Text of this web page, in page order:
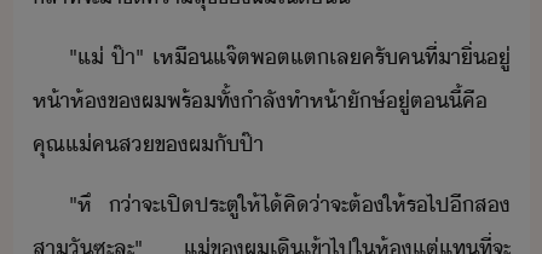
"​แ่​ ป​๊า​"​ ​เหื​แจ​๊ต​พต​แต​เล​ครั​คที​่​าิ​่​ู​่​
ห้า​ห้​ข​ผ​พร้ทั้​ำลั​ทำ​ห้า​ัษ์​ู่​ตี้​คื​
คุณแ่​คส​ข​ผ​ัป​๊า
"​หึ​ ​่า​จะ​เปิ​ประตู​ให้​ไ้คิ​่า​จะ​ต้​ให้​ร​ไป​ี​ส​